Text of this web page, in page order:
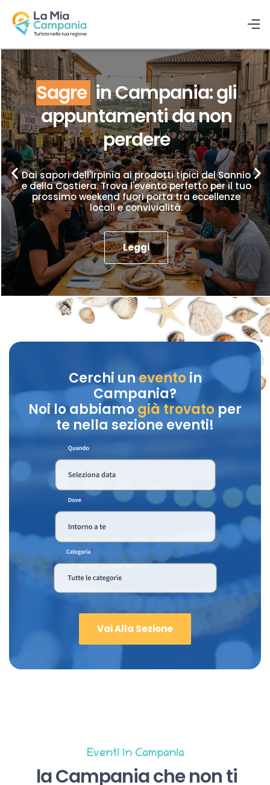
Sagre in Campania: gli
appuntamenti da non
perdere
Dai sapori dell'Irpinia ai prodotti tipici del Sannio
e della Costiera. Trova l'evento perfetto per il tuo
prossimo weekend fuori porta tra eccellenze
locali e convivialità.
Leggi
Cerchi unevento in
Campania?
Noi lo abbiamo già trovatoper
te nella sezione eventi!
Vai Alla Sezione
Eventi in Campania
la Campania che non ti